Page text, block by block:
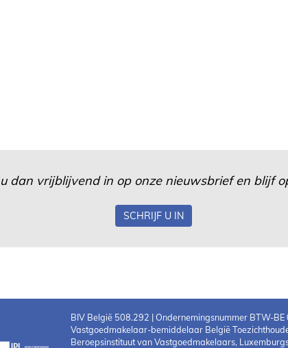
dan vrijblijvend in op onze nieuwsbrief en blijf
SCHRIJF U IN
BIV België 508.292 | Ondernemingsnummer BTW-
Vastgoedmakelaar-bemiddelaar België
Beroepsinstituut van Vastgoedmakelaars,